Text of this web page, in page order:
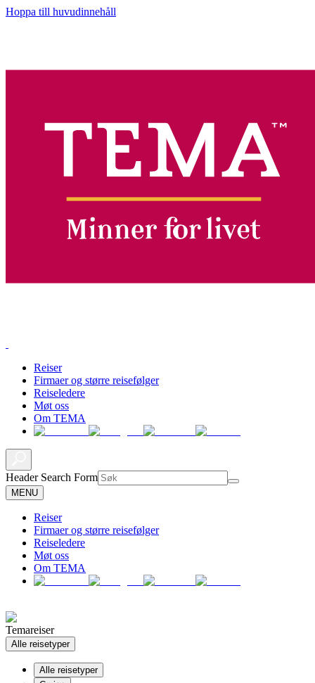
Hoppa till huvudinnehåll
Reiser
Firmaer og større reisefølger
Reiseledere
Møt oss
Om TEMA
Header Search Form
MENU
Reiser
Firmaer og større reisefølger
Reiseledere
Møt oss
Om TEMA
Temareiser
Alle reisetyper
Alle reisetyper